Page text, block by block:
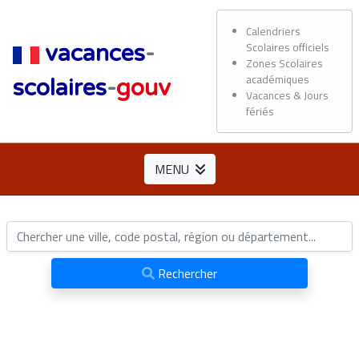
vacances-
scolaires-gouv
Calendriers
Scolaires officiels
Zones Scolaires
académiques
Vacances & Jours
fériés
MENU
Rechercher